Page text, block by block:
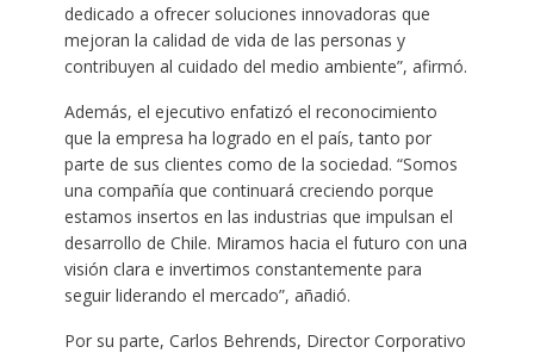
dedicado a ofrecer soluciones innovadoras que
mejoran la calidad de vida de las personas y
contribuyen al cuidado del medio ambiente”, afirmó.
Además, el ejecutivo enfatizó el reconocimiento
que la empresa ha logrado en el país, tanto por
parte de sus clientes como de la sociedad. “Somos
una compañía que continuará creciendo porque
estamos insertos en las industrias que impulsan el
desarrollo de Chile. Miramos hacia el futuro con una
visión clara e invertimos constantemente para
seguir liderando el mercado”, añadió.
Por su parte, Carlos Behrends, Director Corporativo